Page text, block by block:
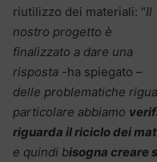
riutilizzo dei materiali: “Il
nostro progetto è
finalizzato a dare una
risposta -ha spiegato –
delle problematiche
particolare abbiamo
riguarda il riciclo dei
e quindi bisogna creare